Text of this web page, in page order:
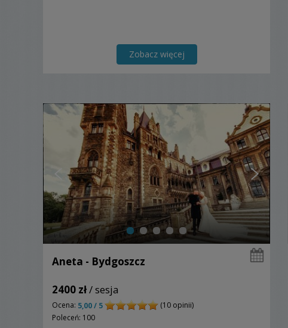
Zobacz więcej
Aneta - Bydgoszcz
2400 zł/ sesja
Ocena: 5,00 / 5
(10 opinii)
Poleceń: 100